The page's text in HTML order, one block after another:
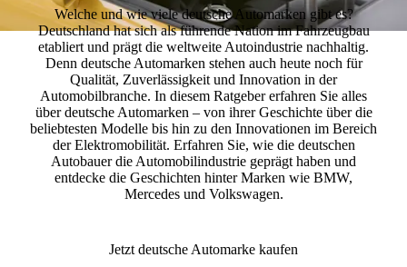
Welche und wie viele deutsche Automarken gibt es?
Deutschland hat sich alsführende Nation im Fahrzeugbau
etabliert und prägt die weltweite Autoindustrie nachhaltig.
Denn deutsche Automarken stehen auch heute noch für
Qualität, Zuverlässigkeit und Innovation in der
Automobilbranche. In diesem Ratgeber erfahren Sie alles
über deutsche Automarken – von ihrer Geschichte über die
beliebtesten Modelle bis hin zu den Innovationen im Bereich
der Elektromobilität. Erfahren Sie, wie die deutschen
Autobauer die Automobilindustrie geprägt haben und
entdecke die Geschichten hinter Marken wie BMW,
Mercedes und Volkswagen.
Jetzt deutsche Automarke kaufen